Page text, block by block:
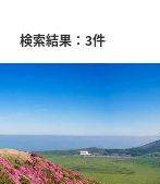
検索結果：3件